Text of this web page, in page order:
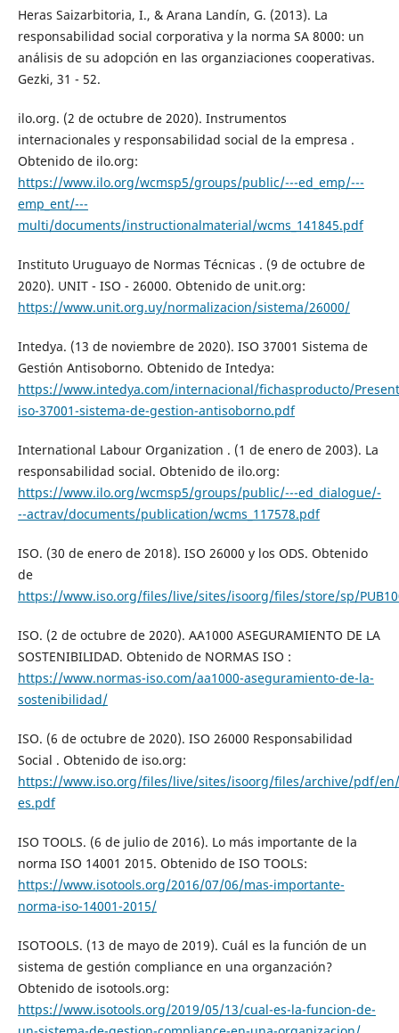
Heras Saizarbitoria, I., & Arana Landín, G. (2013). La
responsabilidad social corporativa y la norma SA 8000: un
análisis de su adopción en las organziaciones cooperativas.
Gezki, 31 - 52.
ilo.org. (2 de octubre de 2020). Instrumentos
internacionales y responsabilidad social de la empresa .
Obtenido de ilo.org:
https://www.ilo.org/wcmsp5/groups/public/---ed_emp/---
emp_ent/---
multi/documents/instructionalmaterial/wcms_141845.pdf
Instituto Uruguayo de Normas Técnicas . (9 de octubre de
2020). UNIT - ISO - 26000. Obtenido de unit.org:
https://www.unit.org.uy/normalizacion/sistema/26000/
Intedya. (13 de noviembre de 2020). ISO 37001 Sistema de
Gestión Antisoborno. Obtenido de Intedya:
https://www.intedya.com/internacional/fichasproducto/
iso-37001-sistema-de-gestion-antisoborno.pdf
International Labour Organization . (1 de enero de 2003). La
responsabilidad social. Obtenido de ilo.org:
https://www.ilo.org/wcmsp5/groups/public/---ed_dialogue/-
--actrav/documents/publication/wcms_117578.pdf
ISO. (30 de enero de 2018). ISO 26000 y los ODS. Obtenido
de
https://www.iso.org/files/live/sites/isoorg/files/store/sp/
ISO. (2 de octubre de 2020). AA1000 ASEGURAMIENTO DE LA
SOSTENIBILIDAD. Obtenido de NORMAS ISO :
https://www.normas-iso.com/aa1000-aseguramiento-de-la-
sostenibilidad/
ISO. (6 de octubre de 2020). ISO 26000 Responsabilidad
Social . Obtenido de iso.org:
https://www.iso.org/files/live/sites/isoorg/files/archive/pdf/en/
es.pdf
ISO TOOLS. (6 de julio de 2016). Lo más importante de la
norma ISO 14001 2015. Obtenido de ISO TOOLS:
https://www.isotools.org/2016/07/06/mas-importante-
norma-iso-14001-2015/
ISOTOOLS. (13 de mayo de 2019). Cuál es la función de un
sistema de gestión compliance en una organzación?
Obtenido de isotools.org:
https://www.isotools.org/2019/05/13/cual-es-la-funcion-de-